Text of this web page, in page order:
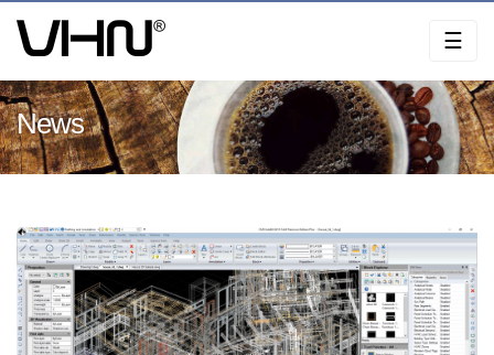
☰
News